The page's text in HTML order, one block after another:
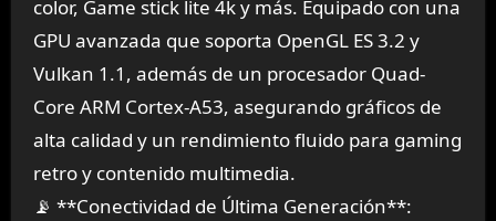
color, Game stick lite 4k y más. Equipado con una
GPU avanzada que soporta OpenGL ES 3.2 y
Vulkan 1.1, además de un procesador Quad-
Core ARM Cortex-A53, asegurando gráficos de
alta calidad y un rendimiento fluido para gaming
retro y contenido multimedia.
📡 **Conectividad de Última Generación**: